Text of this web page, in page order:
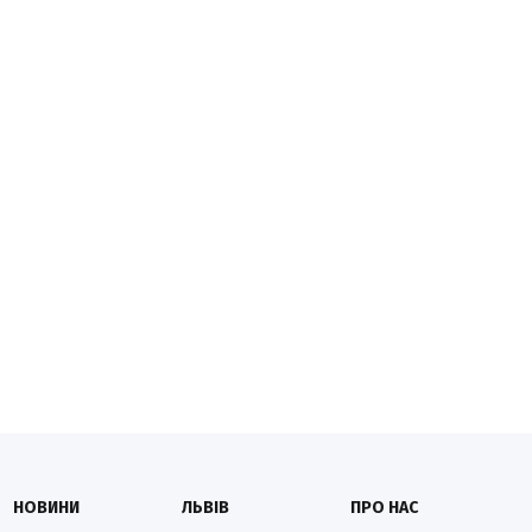
НОВИНИ ЛЬВІВ ПРО НАС